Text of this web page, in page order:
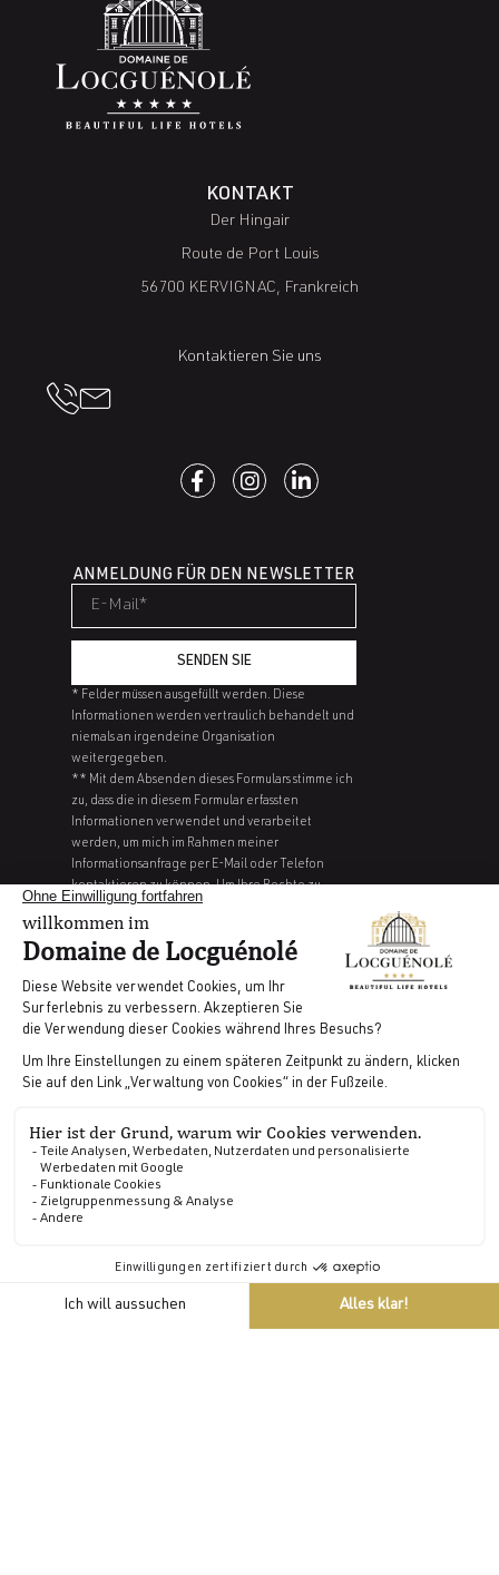
KONTAKT
Der Hingair
Route de Port Louis
56700 KERVIGNAC, Frankreich
Kontaktieren Sie uns
ANMELDUNG FÜR DEN NEWSLETTER
SENDEN SIE
* Felder müssen ausgefüllt werden. Diese
Informationen werden vertraulich behandelt und
niemals an irgendeine Organisation
weitergegeben.
** Mit dem Absenden dieses Formulars stimme ich
zu, dass die in diesem Formular erfassten
Informationen verwendet und verarbeitet
werden, um mich im Rahmen meiner
Informationsanfrage per E-Mail oder Telefon
kontaktieren zu können. Um Ihre Rechte zu
erfahren und auszuüben, insbesondere um Ihre
Zustimmung zur Nutzung der durch dieses
Formular erhobenen Daten zurückzuziehen.
KARRIERE RECHTLICHE HINWEISE AGB VERWALTUNG VON COOKIES
PRESSE
80/100
Indikator für das Lohngefälle zwischen Frauen und Männern:
38/40
Indikator Unterschied in den Erhöhungsraten zwischen Frauen
und Männern: 25/ 35
Indikator Prozentsatz der weiblichen Angestellten, die innerhalb
Indikator Anzahl der Beschäftigten des unterrepräsentierten
Geschlechts unter den 10 höchsten Gehältern 5/10
GDS CODES | AMADEUS : WBLRTCDL | GALILEO : WB 11681 |